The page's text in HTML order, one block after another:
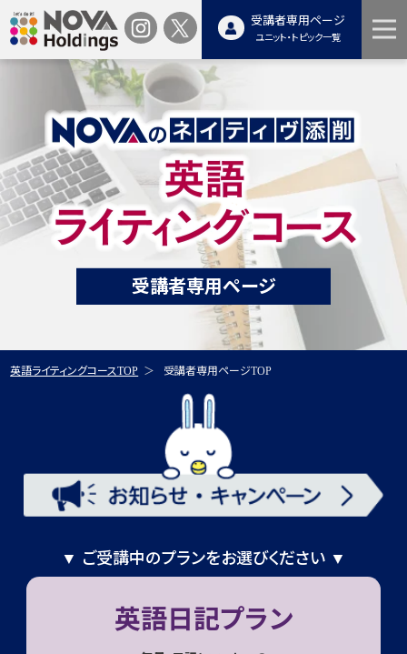
受講者専用ページ
ユニット・トピック一覧
受講者専用ページ
英語ライティングコースTOP 受講者専用ページTOP
▼ ご受講中のプランをお選びください ▼
英語日記プラン